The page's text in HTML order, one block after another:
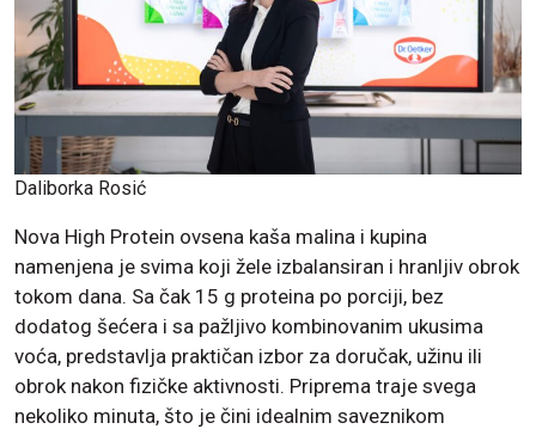
Daliborka Rosić
Nova High Protein ovsena kaša malina i kupina
namenjena je svima koji žele izbalansiran i hranljiv obrok
tokom dana. Sa čak 15 g proteina po porciji, bez
dodatog šećera i sa pažljivo kombinovanim ukusima
voća, predstavlja praktičan izbor za doručak, užinu ili
obrok nakon fizičke aktivnosti. Priprema traje svega
nekoliko minuta, što je čini idealnim saveznikom